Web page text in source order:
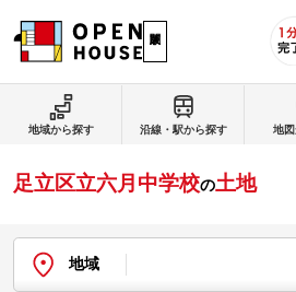
足立区立六月中学校の土地
地域
地域から探す 沿線・駅から探す 地